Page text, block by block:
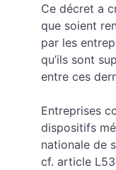
Ce décret a
que soient
par les
qu’ils sont
entre ces
Entreprises
dispositifs
nationale de
cf. article